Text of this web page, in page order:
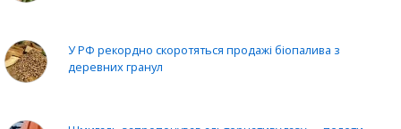
У РФ рекордно скоротяться продажі біопалива з
деревних гранул